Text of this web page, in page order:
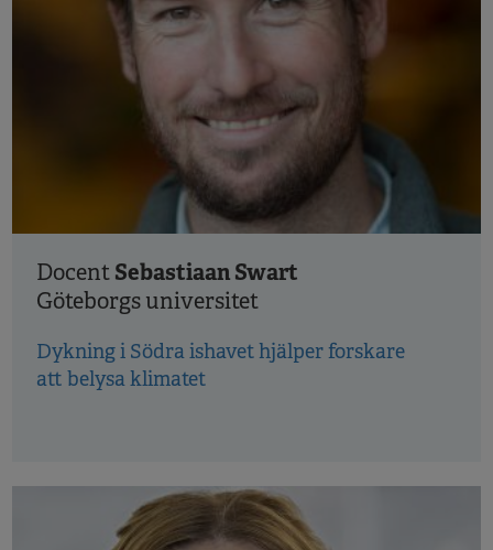
Docent Sebastiaan Swart
Göteborgs universitet
Dykning i Södra ishavet hjälper forskare
att belysa klimatet